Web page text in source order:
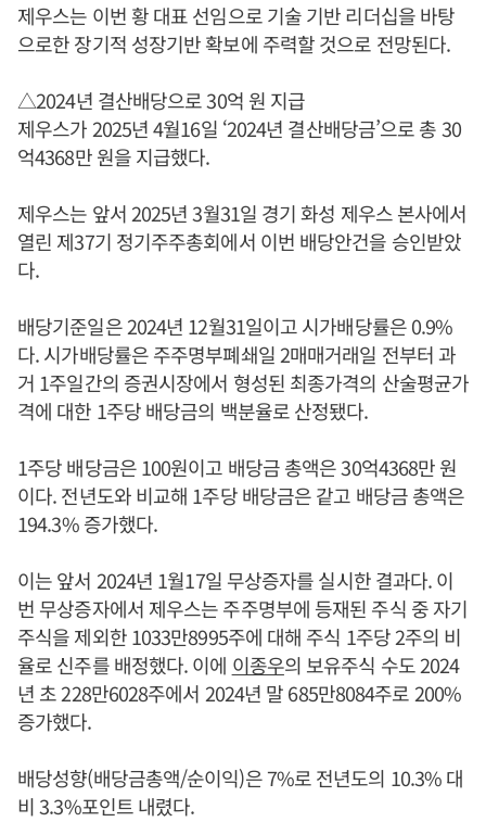
제우스는 이번 황 대표 선임으로 기술 기반 리더십을 바탕
으로한 장기적 성장기반 확보에 주력할 것으로 전망된다.
△2024년 결산배당으로 30억 원 지급
제우스가 2025년 4월16일 ‘2024년 결산배당금’으로 총 30
억4368만 원을 지급했다.
제우스는 앞서 2025년 3월31일 경기 화성 제우스 본사에서
열린 제37기 정기주주총회에서 이번 배당안건을 승인받았
다.
배당기준일은 2024년 12월31일이고 시가배당률은 0.9%
다. 시가배당률은 주주명부폐쇄일 2매매거래일 전부터 과
거 1주일간의 증권시장에서 형성된 최종가격의 산술평균가
격에 대한 1주당 배당금의 백분율로 산정됐다.
1주당 배당금은 100원이고 배당금 총액은 30억4368만 원
이다. 전년도와 비교해 1주당 배당금은 같고 배당금 총액은
194.3% 증가했다.
이는 앞서 2024년 1월17일 무상증자를 실시한 결과다. 이
번 무상증자에서 제우스는 주주명부에 등재된 주식 중 자기
주식을 제외한 1033만8995주에 대해 주식 1주당 2주의 비
율로 신주를 배정했다. 이에 이종우의 보유주식 수도 2024
년 초 228만6028주에서 2024년 말 685만8084주로 200%
증가했다.
배당성향(배당금총액/순이익)은 7%로 전년도의 10.3% 대
비 3.3%포인트 내렸다.